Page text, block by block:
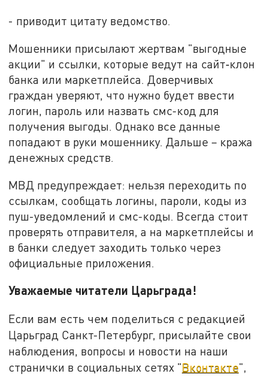
- приводит цитату ведомство.
Мошенники присылают жертвам "выгодные
акции" и ссылки, которые ведут на сайт‑клон
банка или маркетплейса. Доверчивых
граждан уверяют, что нужно будет ввести
логин, пароль или назвать смс-код для
получения выгоды. Однако все данные
попадают в руки мошеннику. Дальше – кража
денежных средств.
МВД предупреждает: нельзя переходить по
ссылкам, сообщать логины, пароли, коды из
пуш-уведомлений и смс-коды. Всегда стоит
проверять отправителя, а на маркетплейсы и
в банки следует заходить только через
официальные приложения.
Уважаемые читатели Царьграда!
Если вам есть чем поделиться с редакцией
Царьград Санкт-Петербург, присылайте свои
наблюдения, вопросы и новости на наши
странички в социальных сетях "Вконтакте",